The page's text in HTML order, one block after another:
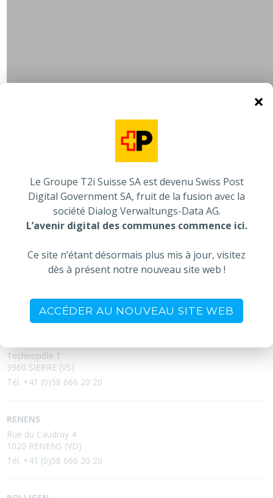
×
Le Groupe T2i Suisse SA est devenu Swiss Post
Digital Government SA, fruit de la fusion avec la
société Dialog Verwaltungs-Data AG.
L’avenir digital des communes commence ici.
Ce site n’étant désormais plus mis à jour, visitez
dès à présent notre nouveau site web !
ACCÉDER AU NOUVEAU SITE WEB
Vous êtes intéressé ?
CONTACTEZ-NOUS
Technopôle 1
3960 SIERRE (VS)
Tél. +41 (0)58 666 20 20
RENENS
Rue du Caudray 4
1020 RENENS (VD)
Tél. +41 (0)58 666 20 20